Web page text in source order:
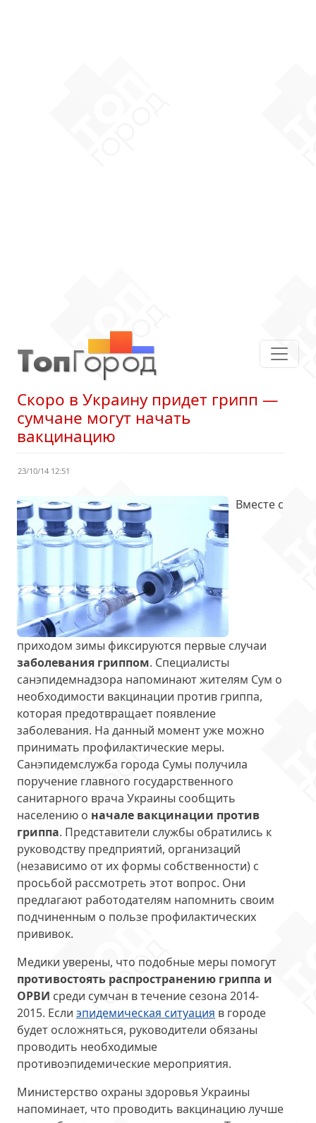
Скоро в Украину придет грипп —
сумчане могут начать
вакцинацию
23/10/14 12:51
Вместе с
приходом зимы фиксируются первые случаи
заболевания гриппом. Специалисты
санэпидемнадзора напоминают жителям Сум о
необходимости вакцинации против гриппа,
которая предотвращает появление
заболевания. На данный момент уже можно
принимать профилактические меры.
Санэпидемслужба города Сумы получила
поручение главного государственного
санитарного врача Украины сообщить
населению о начале вакцинации против
гриппа. Представители службы обратились к
руководству предприятий, организаций
(независимо от их формы собственности) с
просьбой рассмотреть этот вопрос. Они
предлагают работодателям напомнить своим
подчиненным о пользе профилактических
прививок.
Медики уверены, что подобные меры помогут
противостоять распространению гриппа и
ОРВИ среди сумчан в течение сезона 2014-
2015. Если эпидемическая ситуация в городе
будет осложняться, руководители обязаны
проводить необходимые
противоэпидемические мероприятия.
Министерство охраны здоровья Украины
напоминает, что проводить вакцинацию лучше